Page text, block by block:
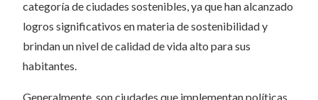
categoría de ciudades sostenibles, ya que han alcanzado
logros significativos en materia de sostenibilidad y
brindan un nivel de calidad de vida alto para sus
habitantes.
Generalmente, son ciudades que implementan políticas